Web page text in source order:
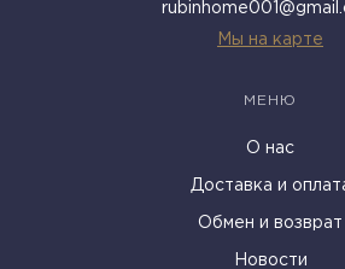
Мы на карте
МЕНЮ
О нас
Доставка и
Обмен и возврат
Новости